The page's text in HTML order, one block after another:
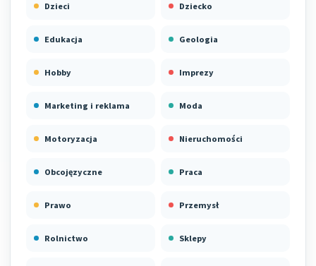
Dzieci Dziecko
Edukacja Geologia
Hobby Imprezy
Marketing i reklama Moda
Motoryzacja Nieruchomości
Obcojęzyczne Praca
Prawo Przemysł
Rolnictwo Sklepy